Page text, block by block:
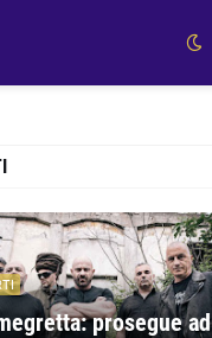
prosegue ad